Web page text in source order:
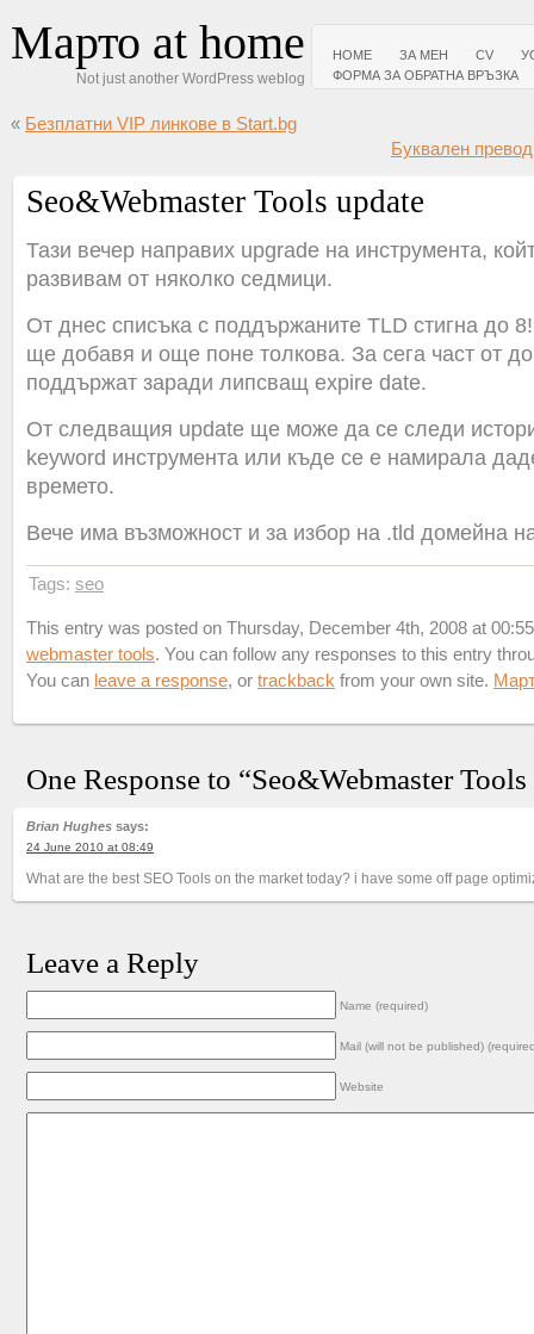
Марто at home
Not just another WordPress weblog
HOME ЗА МЕН CV
ФОРМА ЗА ОБРАТНА ВРЪЗКА
« Безплатни VIP линкове в Start.bg
Буквален
Seo&Webmaster Tools update
Тази вечер направих upgrade на инструмента,
развивам от няколко седмици.
От днес списъка с поддържаните TLD стигна до
ще добавя и още поне толкова. За сега част от
поддържат заради липсващ expire date.
От следващия update ще може да се следи
keyword инструмента или къде се е намирала
времето.
Вече има възможност и за избор на .tld домейна
Tags: seo
This entry was posted on Thursday, December 4th, 2008 at
webmaster tools. You can follow any responses to this entry
You can leave a response, or trackback from your own site.
One Response to “Seo&Webmaster Tools
Brian Hughes says:
24 June 2010 at 08:49
What are the best SEO Tools on the market today? i have some off page
Leave a Reply
Name (required)
Mail (will not be published)
Website